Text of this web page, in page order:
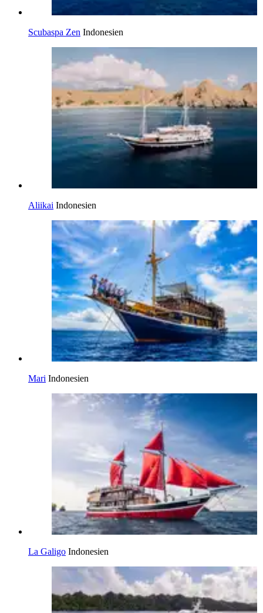
Scubaspa Zen Indonesien
Aliikai Indonesien
Mari Indonesien
La Galigo Indonesien